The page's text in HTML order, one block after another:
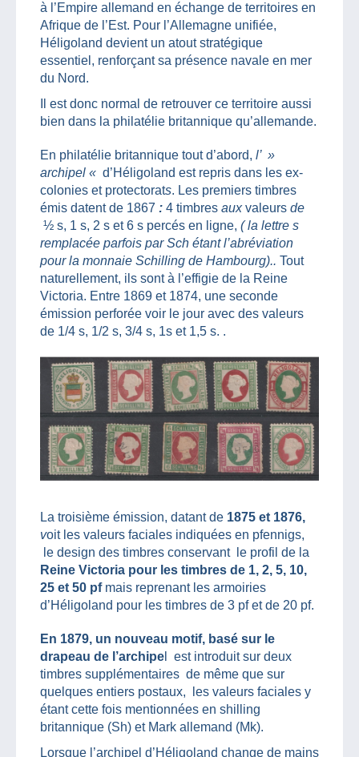
à l’Empire allemand en échange de territoires en
Afrique de l’Est. Pour l’Allemagne unifiée,
Héligoland devient un atout stratégique
essentiel, renforçant sa présence navale en mer
du Nord.
Il est donc normal de retrouver ce territoire aussi
bien dans la philatélie britannique qu’allemande.
En philatélie britannique tout d’abord, l’ »
archipel « d’Héligoland est repris dans les ex-
colonies et protectorats. Les premiers timbres
émis datent de 1867 : 4 timbres auxvaleurs de
½ s, 1 s, 2 s et 6 s percés en ligne, ( la lettre s
remplacée parfois par Sch étant l’abréviation
pour la monnaie Schilling de Hambourg).. Tout
naturellement, ils sont à l’effigie de la Reine
Victoria. Entre 1869 et 1874, une seconde
émission perforée voir le jour avec des valeurs
de 1/4 s, 1/2 s, 3/4 s, 1s et 1,5 s. .
La troisième émission, datant de 1875 et 1876,
voit les valeurs faciales indiquées en pfennigs,
le design des timbres conservant le profil de la
Reine Victoria pour les timbres de 1, 2, 5, 10,
25 et 50 pf mais reprenant les armoiries
d’Héligoland pour les timbres de 3 pf et de 20 pf.
En 1879, un nouveau motif, basé sur le
drapeau de l’archipe l est introduit sur deux
timbres supplémentaires de même que sur
quelques entiers postaux, les valeurs faciales y
étant cette fois mentionnées en shilling
britannique (Sh) et Mark allemand (Mk).
Lorsque l’archipel d’Héligoland change de mains